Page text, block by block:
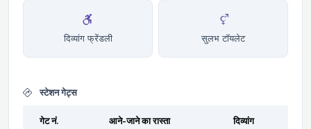
दिव्यांग फ्रेंडली सुलभ टॉयलेट
स्टेशन गेट्स
गेट नं. आने-जाने का रास्ता दिव्यांग